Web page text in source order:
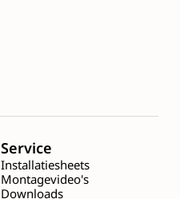
Service
Installatiesheets
Montagevideo's
Downloads